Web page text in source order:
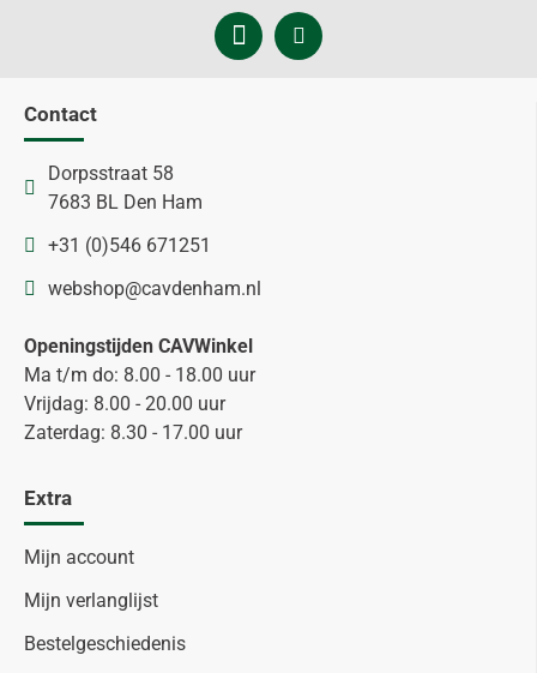
Contact
Dorpsstraat 58
7683 BL Den Ham
+31 (0)546 671251
webshop@cavdenham.nl
Openingstijden CAVWinkel
Ma t/m do: 8.00 - 18.00 uur
Vrijdag: 8.00 - 20.00 uur
Zaterdag: 8.30 - 17.00 uur
Extra
Mijn account
Mijn verlanglijst
Bestelgeschiedenis